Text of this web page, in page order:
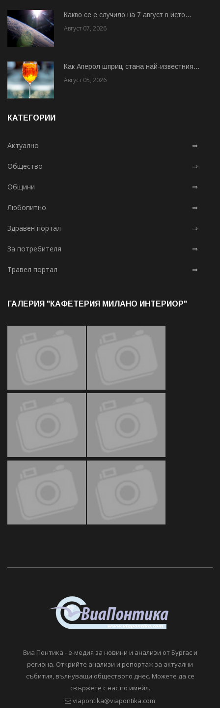
Какво се е случило на 7 август в исто...
Август 07, 2026
Как Аперол шприц стана най-известния...
Август 05, 2026
КАТЕГОРИИ
Актуално ⇒
Общество ⇒
Общини ⇒
Любопитно ⇒
Здравен портал ⇒
За потребителя ⇒
Травел портал ⇒
ГАЛЕРИЯ "КАФЕТЕРИЯ МИЛАНО ИНТЕРИОР"
Виа Понтика - е-медия за новини и анализи от Бургас и
региона. Открийте анализи и репортаж за актуални
събития, вълнуващи обществото днес. Можете да се
свържете с нас по имейл.
viapontika@viapontika.com